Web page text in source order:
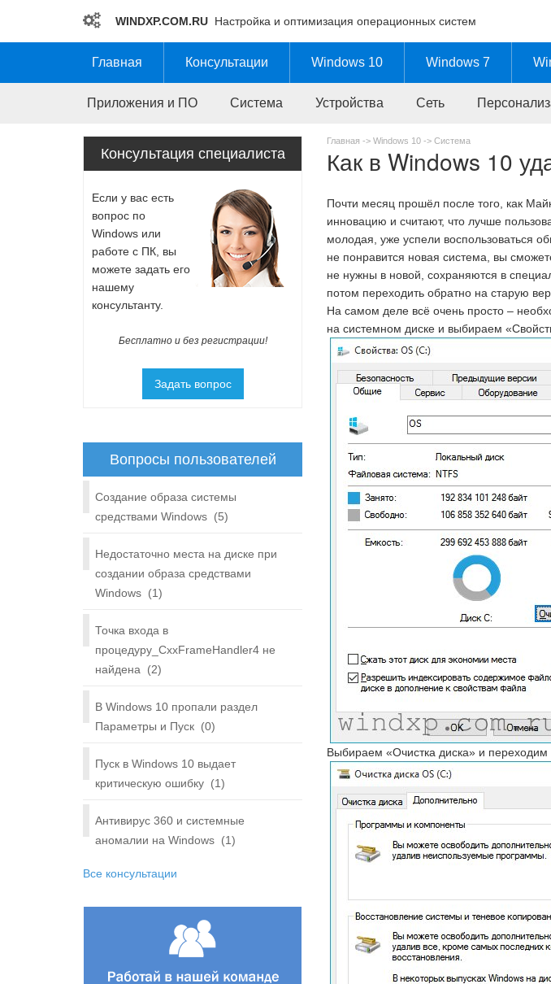
WINDXP.COM.RU Настройка и оптимизация операционных систем
Главная Консультации Windows 10 Windows 7
Приложения и ПО Система Устройства Сеть
Главная -> Windows 10 -> Система
Как в Windows 10
Почти месяц прошёл после того, как
инновацию и считают, что лучше
молодая, уже успели воспользоваться
не понравится новая система, вы
не нужны в новой, сохраняются в
потом переходить обратно на старую
На самом деле всё очень просто –
на системном диске и выбираем
Выбираем «Очистка диска» и
Консультация специалиста
Если у вас есть
вопрос по
Windows или
работе с ПК, вы
можете задать его
нашему
консультанту.
Бесплатно и без регистрации!
Задать вопрос
Вопросы пользователей
Создание образа системы
средствами Windows (5)
Недостаточно места на диске при
создании образа средствами
Windows (1)
Точка входа в
процедуру_CxxFrameHandler4 не
найдена
(2)
В Windows 10 пропали раздел
Параметры и Пуск (0)
Пуск в Windows 10 выдает
критическую ошибку (1)
Антивирус 360 и системные
аномалии на Windows (1)
Все консультации